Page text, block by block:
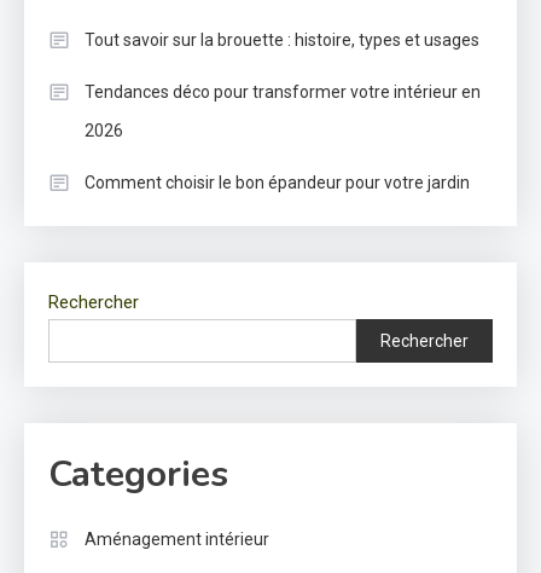
Tout savoir sur la brouette : histoire, types et usages
Tendances déco pour transformer votre intérieur en
2026
Comment choisir le bon épandeur pour votre jardin
Rechercher
Rechercher
Categories
Aménagement intérieur